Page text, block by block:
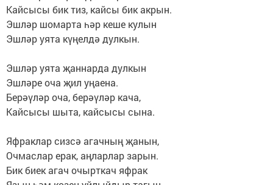
Кайсысы бик тиз, кайсы бик акрын.
Эшләр шомарта һәр кеше кулын
Эшләр уята күңелдә дулкын.
Эшләр уята җаннарда дулкын
Эшләре оча җил уңаена.
Берәүләр оча, берәүләр кача,
Кайсысы шыта, кайсысы сына.
Яфраклар сизсә агачның җанын,
Очмаслар ерак, аңларлар зарын.
Бик биек агач очырткач яфрак